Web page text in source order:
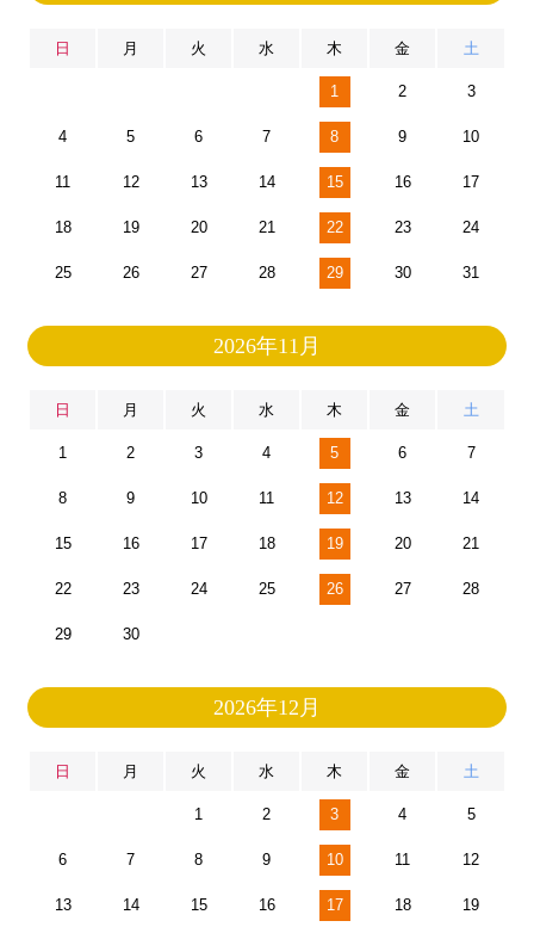
日 月 火 水 木 金 土
1 2 3
4 5 6 7 8 9 10
11 12 13 14 15 16 17
18 19 20 21 22 23 24
25 26 27 28 29 30 31
2026年11月
日 月 火 水 木 金 土
1 2 3 4 5 6 7
8 9 10 11 12 13 14
15 16 17 18 19 20 21
22 23 24 25 26 27 28
29 30
2026年12月
日 月 火 水 木 金 土
1 2 3 4 5
6 7 8 9 10 11 12
13 14 15 16 17 18 19